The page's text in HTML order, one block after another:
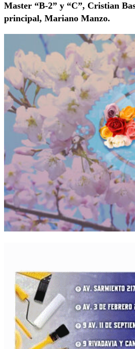
Master “B-2” y “C”, Cristian
principal, Mariano Manzo.